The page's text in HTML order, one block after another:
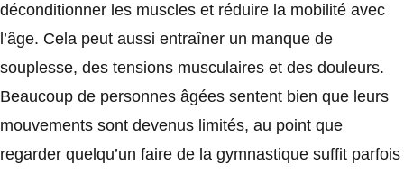
déconditionner les muscles et réduire la mobilité avec
l’âge. Cela peut aussi entraîner un manque de
souplesse, des tensions musculaires et des douleurs.
Beaucoup de personnes âgées sentent bien que leurs
mouvements sont devenus limités, au point que
regarder quelqu’un faire de la gymnastique suffit parfois